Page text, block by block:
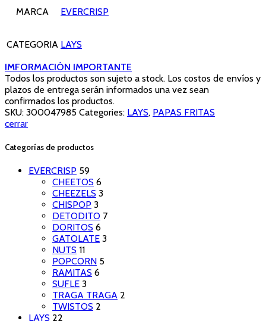
MARCA
EVERCRISP
CATEGORIA LAYS
IMFORMACIÓN IMPORTANTE
Todos los productos son sujeto a stock. Los costos de envíos y
plazos de entrega serán informados una vez sean
confirmados los productos.
SKU: 300047985 Categories: LAYS, PAPAS FRITAS
cerrar
Categorías de productos
EVERCRISP 59
CHEETOS 6
CHEEZELS 3
CHISPOP 3
DETODITO 7
DORITOS 6
GATOLATE 3
NUTS 11
POPCORN 5
RAMITAS 6
SUFLE 3
TRAGA TRAGA 2
TWISTOS 2
LAYS 22